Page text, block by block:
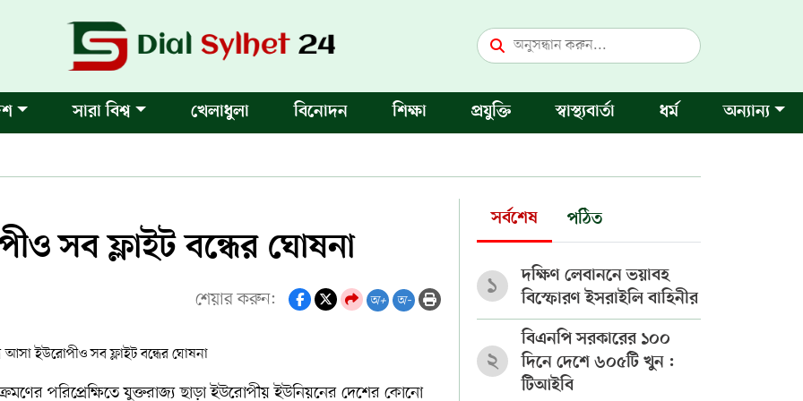
সারা বিশ্ব খেলাধুলা বিনোদন শিক্ষা প্রযুক্তি স্বাস্থ্যবার্তা ধর্ম অন্যান্য
সব ফ্লাইট বন্ধের ঘোষনা
শেয়ার করুন: অ+ অ-
পরিপ্রেক্ষিতে যুক্তরাজ্য ছাড়া ইউরোপীয় ইউনিয়নের দেশের কোনো
সর্বশেষ পঠিত
১
দক্ষিণ লেবাননে ভয়াবহ
বিস্ফোরণ ইসরাইলি বাহিনীর
২
বিএনপি সরকারের ১০০
দিনে দেশে ৬০৫টি খুন :
টিআইবি